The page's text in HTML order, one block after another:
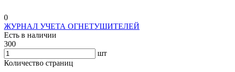
0
ЖУРНАЛ УЧЕТА ОГНЕТУШИТЕЛЕЙ
Есть в наличии
300
шт
Количество страниц